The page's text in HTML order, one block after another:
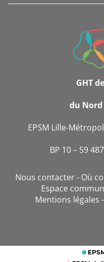
INFORMATIONS
GHT
du Nord
EPSM Lille-
BP 10 – 59
Nous contacter Où
Espace
Mentions légales